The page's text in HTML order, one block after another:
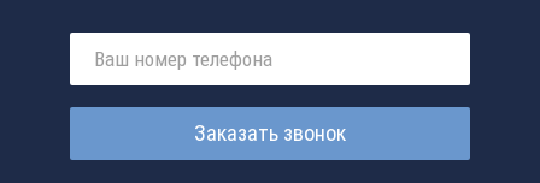
Заказать звонок